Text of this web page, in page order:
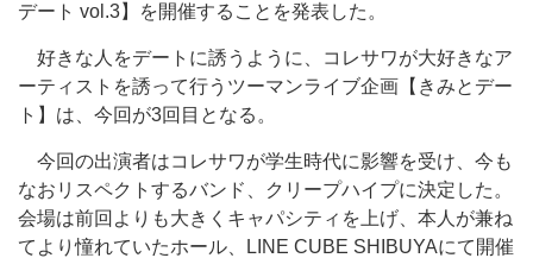
デート vol.3】を開催することを発表した。
好きな人をデートに誘うように、コレサワが大好きなア
ーティストを誘って行うツーマンライブ企画【きみとデー
ト】は、今回が3回目となる。
今回の出演者はコレサワが学生時代に影響を受け、今も
なおリスペクトするバンド、クリープハイプに決定した。
会場は前回よりも大きくキャパシティを上げ、本人が兼ね
てより憧れていたホール、LINE CUBE SHIBUYAにて開催